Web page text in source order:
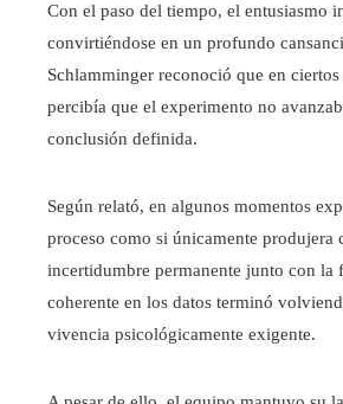
Con el paso del tiempo, el entusiasmo
convirtiéndose en un profundo
Schlamminger reconoció que en
percibía que el experimento no
conclusión definida.
Según relató, en algunos momentos
proceso como si únicamente produjera
incertidumbre permanente junto con la
coherente en los datos terminó
vivencia psicológicamente exigente.